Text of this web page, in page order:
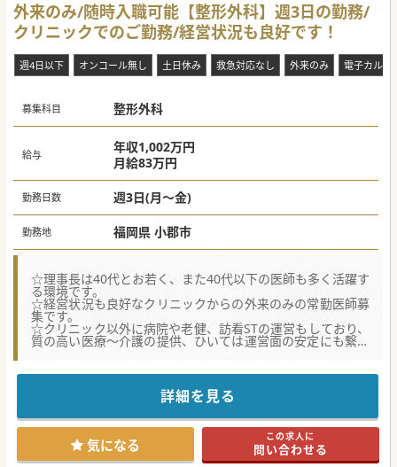
外来のみ/随時入職可能【整形外科】週3日の勤務/
クリニックでのご勤務/経営状況も良好です！
週4日以下 オンコール無し 土日休み 救急対応なし 外来のみ 電子カルテ
募集科目 整形外科
給与
年収1,002万円
月給83万円
勤務日数 週3日(月～金)
勤務地 福岡県 小郡市
☆理事長は40代とお若く、また40代以下の医師も多く活躍す
る環境です。
☆経営状況も良好なクリニックからの外来のみの常勤医師募
集です。
☆クリニック以外に病院や老健、訪看STの運営もしており、
質の高い医療～介護の提供、ひいては運営面の安定にも繋が
っています。
★☆コンサルタントからのメッセージ★☆
希少な整形外科の外来対応のみの募集です。
週3日勤務で当直・オンコールはもちろんありませんので、
少しでもご興味がございましたら、お気軽にお問合せくださ
い。
#秋入職可
詳細を見る
気になる この求人に
問い合わせる